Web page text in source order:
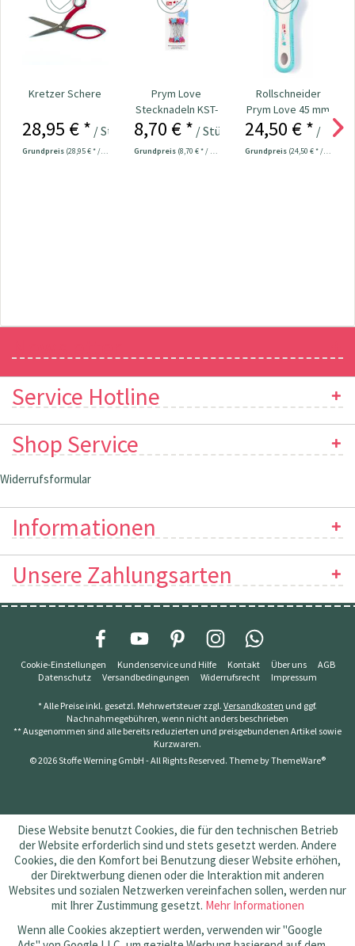
Kretzer Schere
28,95 € * / Stück
Grundpreis (28,95 € * / 1 Stück)
Prym Love
Stecknadeln KST-
Kopf 50 x 0,60...
8,70 € * / Stück
Grundpreis (8,70 € * / 1 Stück)
Rollschneider
Prym Love 45 mm
24,50 € * / Stück
Grundpreis (24,50 € * / 1 Stück)
Service Hotline
Shop Service
Widerrufsformular
Informationen
Unsere Zahlungsarten
Cookie-Einstellungen Kundenservice und Hilfe Kontakt Über uns
AGB
Datenschutz
Versandbedingungen Widerrufsrecht Impressum
* Alle Preise inkl. gesetzl. Mehrwertsteuer zzgl. Versandkosten und ggf.
Nachnahmegebühren, wenn nicht anders beschrieben
** Ausgenommen sind alle bereits reduzierten und preisgebundenen Artikel sowie
Kurzwaren.
© 2026 Stoffe Werning GmbH - All Rights Reserved. Theme byThemeWare®
Diese Website benutzt Cookies, die für den technischen Betrieb
der Website erforderlich sind und stets gesetzt werden. Andere
Cookies, die den Komfort bei Benutzung dieser Website erhöhen,
der Direktwerbung dienen oder die Interaktion mit anderen
Websites und sozialen Netzwerken vereinfachen sollen, werden nur
mit Ihrer Zustimmung gesetzt. Mehr Informationen
Wenn alle Cookies akzeptiert werden, verwenden wir "Google